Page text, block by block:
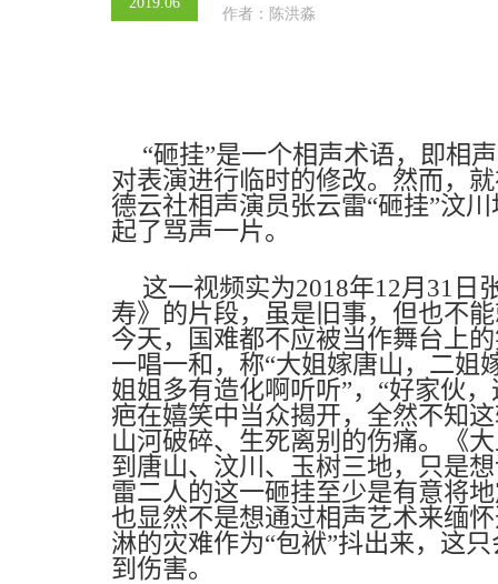
作者：陈洪淼
“砸挂”是一个相声术语，即相
对表演进行临时的修改。然而，
德云社相声演员张云雷“砸挂”汶
起了骂声一片。
这一视频实为2018年12月 31 日
寿》的片段，虽是旧事，但也不
今天，国难都不应被当作舞台上
一唱一和，称“大姐嫁唐山，二姐
姐姐多有造化啊听听”，“好家伙
疤在嬉笑中当众揭开，全然不知
山河破碎、生死离别的伤痛。《
到唐山、汶川、玉树三地，只是
雷二人的这一砸挂至少是有意将
也显然不是想通过相声艺术来缅
淋的灾难作为“包袱”抖出来，这
到伤害。